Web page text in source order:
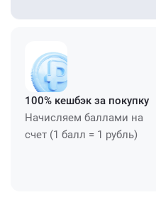
100% кешбэк за покупку
Начисляем баллами на
счет (1 балл = 1 рубль)